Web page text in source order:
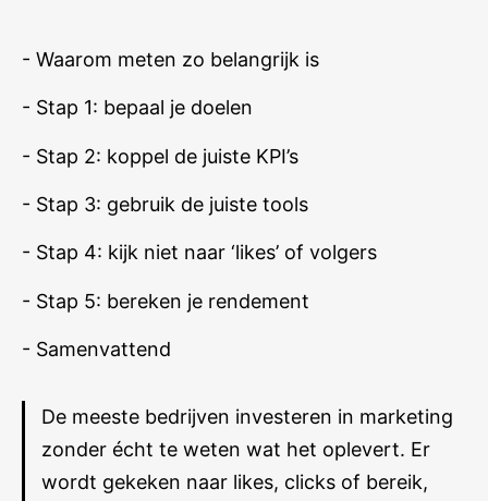
- Waarom meten zo belangrijk is
- Stap 1: bepaal je doelen
- Stap 2: koppel de juiste KPI’s
- Stap 3: gebruik de juiste tools
- Stap 4: kijk niet naar ‘likes’ of volgers
- Stap 5: bereken je rendement
- Samenvattend
De meeste bedrijven investeren in marketing
zonder écht te weten wat het oplevert. Er
wordt gekeken naar likes, clicks of bereik,